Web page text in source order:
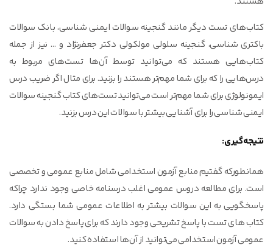
کتاب‌های تست دیگر مانند گنجینه سوالات ایمنی شناسی، بانک سوالات
باکتری شناسی، گنجینه سلولی مولکولی دکتر جعفرنژاد و … نیز از جمله
کتاب‌هایی هستند که می‌توانید توسط آن‌ها تست‌های مربوط به
درس‌هایی را که برای شما مهم‌تر هستند را بزنید. برای مثال اگر ضریب درس
ایمونولوژی برای شما مهم‌تر است می‌توانید تست‌های کتاب گنجینه سوالات
ایمنی شناسی را برای آشنایی بیشتر با سوالات این درس بزنید.
نتیجه گیری:
همانطورکه گفتیم منابع آزمون استخدامی شامل منابع عمومی و تخصصی
است. برای مطالعه دروس عمومی اغلب درسنامه خاصی وجود ندارد چراکه
پاسخگویی به این سوالات بیشتر به اطلاعات عمومی شما بستگی دارد.
کتاب های تست با پاسخ تشریحی وجود دارند که برای پاسخ دادن به سوالات
عمومی آزمون استخدامی می‌توانید از آن‌ها استفاده کنید.